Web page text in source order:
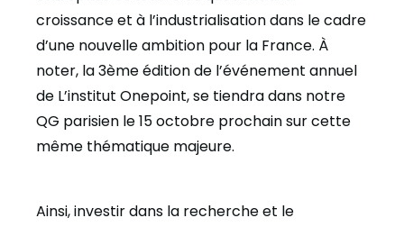
croissance et à l’industrialisation dans le cadre
d’une nouvelle ambition pour la France. À
noter, la 3ème édition de l’événement annuel
de L’institut Onepoint, se tiendra dans notre
QG parisien le 15 octobre prochain sur cette
même thématique majeure.
Ainsi, investir dans la recherche et le